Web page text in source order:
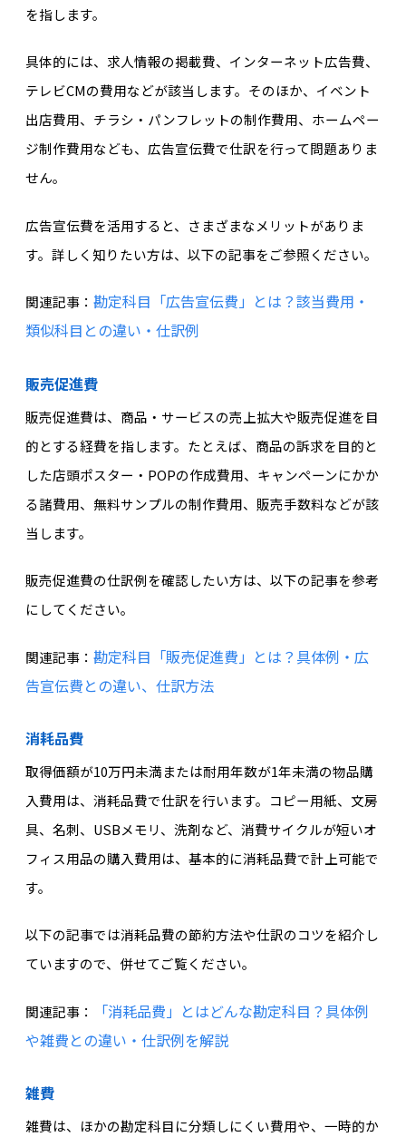
を指します。
具体的には、求人情報の掲載費、インターネット広告費、
テレビCMの費用などが該当します。そのほか、イベント
出店費用、チラシ・パンフレットの制作費用、ホームペー
ジ制作費用なども、広告宣伝費で仕訳を行って問題ありま
せん。
広告宣伝費を活用すると、さまざまなメリットがありま
す。詳しく知りたい方は、以下の記事をご参照ください。
関連記事： 勘定科目「広告宣伝費」とは？該当費用・
類似科目との違い・仕訳例
販売促進費
販売促進費は、商品・サービスの売上拡大や販売促進を目
的とする経費を指します。たとえば、商品の訴求を目的と
した店頭ポスター・POPの作成費用、キャンペーンにかか
る諸費用、無料サンプルの制作費用、販売手数料などが該
当します。
販売促進費の仕訳例を確認したい方は、以下の記事を参考
にしてください。
関連記事： 勘定科目「販売促進費」とは？具体例・広
告宣伝費との違い、仕訳方法
消耗品費
取得価額が10万円未満または耐用年数が1年未満の物品購
入費用は、消耗品費で仕訳を行います。コピー用紙、文房
具、名刺、USBメモリ、洗剤など、消費サイクルが短いオ
フィス用品の購入費用は、基本的に消耗品費で計上可能で
す。
以下の記事では消耗品費の節約方法や仕訳のコツを紹介し
ていますので、併せてご覧ください。
関連記事：
「消耗品費」とはどんな勘定科目？具体例
や雑費との違い・仕訳例を解説
雑費
雑費は、ほかの勘定科目に分類しにくい費用や、一時的か